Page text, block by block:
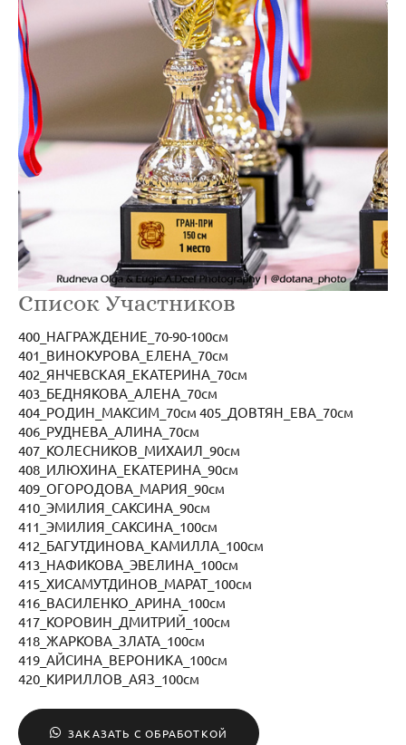
Список Участников
400_НАГРАЖДЕНИЕ_70-90-100см
401_ВИНОКУРОВА_ЕЛЕНА_70см
402_ЯНЧЕВСКАЯ_ЕКАТЕРИНА_70см
403_БЕДНЯКОВА_АЛЕНА_70см
404_РОДИН_МАКСИМ_70см 405_ДОВТЯН_ЕВА_70см
406_РУДНЕВА_АЛИНА_70см
407_КОЛЕСНИКОВ_МИХАИЛ_90см
408_ИЛЮХИНА_ЕКАТЕРИНА_90см
409_ОГОРОДОВА_МАРИЯ_90см
410_ЭМИЛИЯ_САКСИНА_90см
411_ЭМИЛИЯ_САКСИНА_100см
412_БАГУТДИНОВА_КАМИЛЛА_100см
413_НАФИКОВА_ЭВЕЛИНА_100см
415_ХИСАМУТДИНОВ_МАРАТ_100см
416_ВАСИЛЕНКО_АРИНА_100см
417_КОРОВИН_ДМИТРИЙ_100см
418_ЖАРКОВА_ЗЛАТА_100см
419_АЙСИНА_ВЕРОНИКА_100см
420_КИРИЛЛОВ_АЯЗ_100см
ЗАКАЗАТЬ С ОБРАБОТКОЙ